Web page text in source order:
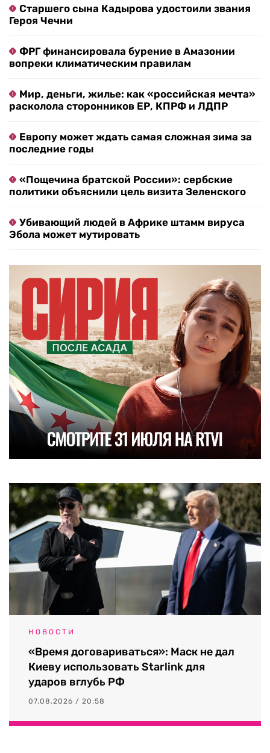
Старшего сына Кадырова удостоили звания
Героя Чечни
ФРГ финансировала бурение в Амазонии
вопреки климатическим правилам
Мир, деньги, жилье: как «российская мечта»
расколола сторонников ЕР, КПРФ и ЛДПР
Европу может ждать самая сложная зима за
последние годы
«Пощечина братской России»: сербские
политики объяснили цель визита Зеленского
Убивающий людей в Африке штамм вируса
Эбола может мутировать
НОВОСТИ
«Время договариваться»: Маск не дал
Киеву использовать Starlink для
ударов вглубь РФ
07.08.2026 / 20:58